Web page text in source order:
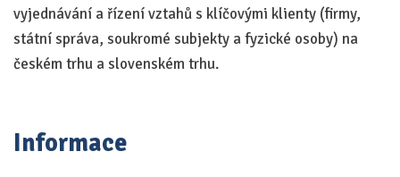
vyjednávání a řízení vztahů s klíčovými klienty (firmy,
státní správa, soukromé subjekty a fyzické osoby) na
českém trhu a slovenském trhu.
Informace